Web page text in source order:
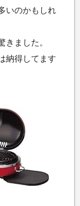
いのかもしれ
ました。
納得してます